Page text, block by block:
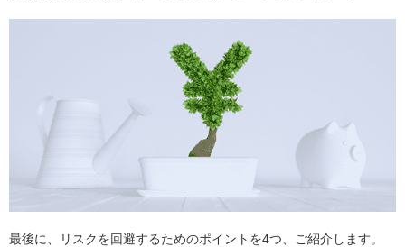
最後に、リスクを回避するためのポイントを4つ、ご紹介します。